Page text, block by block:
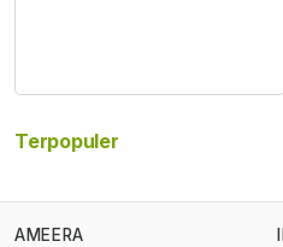
Terpopuler
AMEERA